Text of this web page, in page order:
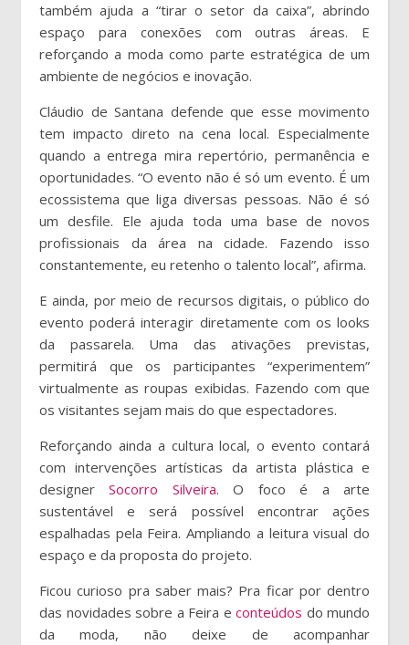
também ajuda a “tirar o setor da caixa”, abrindo
espaço para conexões com outras áreas. E
reforçando a moda como parte estratégica de um
ambiente de negócios e inovação.
Cláudio de Santana defende que esse movimento
tem impacto direto na cena local. Especialmente
quando a entrega mira repertório, permanência e
oportunidades. “O evento não é só um evento. É um
ecossistema que liga diversas pessoas. Não é só
um desfile. Ele ajuda toda uma base de novos
profissionais da área na cidade. Fazendo isso
constantemente, eu retenho o talento local”, afirma.
E ainda, por meio de recursos digitais, o público do
evento poderá interagir diretamente com os looks
da passarela. Uma das ativações previstas,
permitirá que os participantes “experimentem”
virtualmente as roupas exibidas. Fazendo com que
os visitantes sejam mais do que espectadores.
Reforçando ainda a cultura local, o evento contará
com intervenções artísticas da artista plástica e
designerSocorro Silveira. O foco é a arte
sustentável e será possível encontrar ações
espalhadas pela Feira. Ampliando a leitura visual do
espaço e da proposta do projeto.
Ficou curioso pra saber mais? Pra ficar por dentro
das novidades sobre a Feira e conteúdos do mundo
da moda, não deixe de acompanhar